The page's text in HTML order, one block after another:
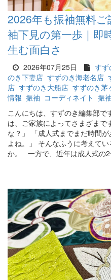
2026年も振袖無料
袖下見の第一歩｜即
生む面白さ
2026年07月25日 すず
のき下妻店 すずのき海老名店
店 すずのき大船店 すずのき茅
情報 振袖 コーディネイト 振
こんにちは、すずのき編集部
は、ご家族によってさまざま
な？」 「成人式までまだ時間
よね。」 そんなふうに考えて
か。 一方で、近年は成人式の